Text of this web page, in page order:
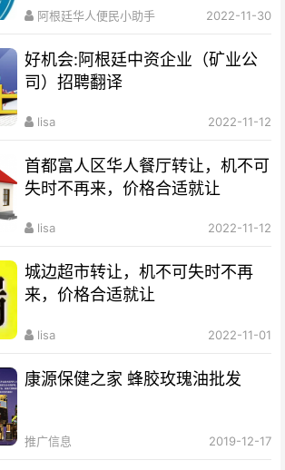
阿根廷华人便民小助手 2022-11-30
好机会:阿根廷中资企业（矿业公
司）招聘翻译
lisa 2022-11-12
首都富人区华人餐厅转让，机不可
失时不再来，价格合适就让
lisa 2022-11-12
城边超市转让，机不可失时不再
来，价格合适就让
lisa 2022-11-01
康源保健之家 蜂胶玫瑰油批发
推广信息 2019-12-17